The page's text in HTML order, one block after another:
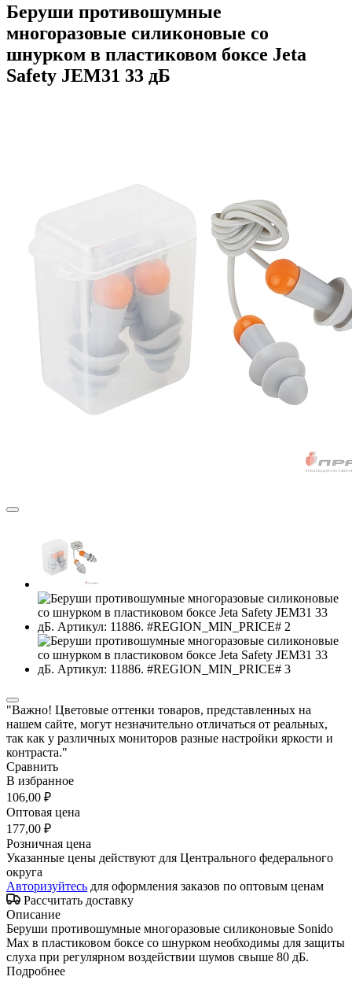
Беруши противошумные
многоразовые силиконовые со
шнурком в пластиковом боксе Jeta
Safety JEM31 33 дБ
"Важно! Цветовые оттенки товаров, представленных на
нашем сайте, могут незначительно отличаться от реальных,
так как у различных мониторов разные настройки яркости и
контраста."
Сравнить
В избранное
106,00 ₽
Оптовая цена
177,00 ₽
Розничная цена
Указанные цены действуют для Центрального федерального
округа
Авторизуйтесь для оформления заказов по оптовым ценам
Рассчитать доставку
Описание
Беруши противошумные многоразовые силиконовые Sonido
Max в пластиковом боксе со шнурком необходимы для защиты
слуха при регулярном воздействии шумов свыше 80 дБ.
Подробнее